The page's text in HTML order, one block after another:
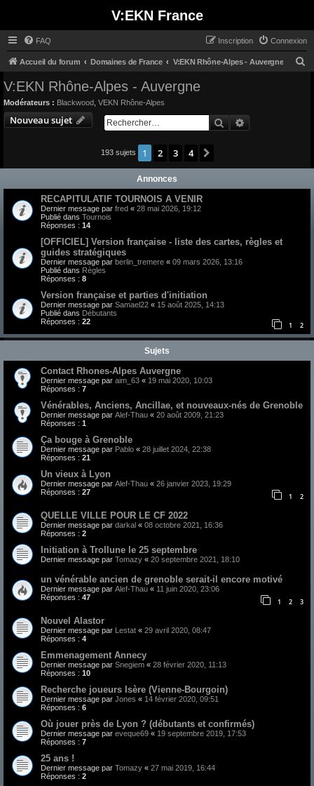
V:EKN France
FAQ Connexion
Inscription
Accueil du forum Domaines de France V:EKN Rhône-Alpes - Auvergne
V:EKN Rhône-Alpes - Auvergne
Modérateurs : Blackwood VEKN Rhône-Alpes
Nouveau sujet Rechercher
193 sujets 1 2 3 4
Annonces
RECAPITULATIF TOURNOIS A VENIR
Dernier message par fred « 28 mai 2026, 19:12
Publié dans Tournois
Réponses : 14
[OFFICIEL] Version française - liste des cartes, règles et
guides stratégiques
Dernier message par berlin_tremere « 09 mars 2026, 13:16
Publié dans Règles
Réponses : 8
Version française et parties d'initiation
Dernier message par Samael22 « 15 août 2025, 14:13
Publié dans Débutants
Réponses : 22 1 2
Sujets
Contact Rhones-Alpes Auvergne
Dernier message par aim_63 « 19 mai 2020, 10:03
Réponses : 7
Vénérables, Anciens, Ancillae, et nouveaux-nés de Grenoble
Dernier message par Alef-Thau « 20 août 2009, 21:23
Réponses : 1
Ça bouge à Grenoble
Dernier message par Pablo « 28 juillet 2024, 22:38
Réponses : 21
Un vieux à Lyon
Dernier message par Alef-Thau « 26 janvier 2023, 19:29
Réponses : 27 1 2
QUELLE VILLE POUR LE CF 2022
Dernier message par darkal « 08 octobre 2021, 16:36
Réponses : 2
Initiation à Trollune le 25 septembre
Dernier message par Tomazy « 20 septembre 2021, 18:10
un vénérable ancien de grenoble serait-il encore motivé
Dernier message par Alef-Thau « 11 juin 2020, 23:06
Réponses : 47 1 2 3
Nouvel Alastor
Dernier message par Lestat « 29 avril 2020, 08:47
Réponses : 4
Emmenagement Annecy
Dernier message par Snegiem « 28 février 2020, 11:13
Réponses : 10
Recherche joueurs Isère (Vienne-Bourgoin)
Dernier message par Jones « 14 février 2020, 09:51
Réponses : 6
Où jouer près de Lyon ? (débutants et confirmés)
Dernier message par eveque69 « 19 septembre 2019, 17:53
Réponses : 7
25 ans !
Dernier message par Tomazy « 27 mai 2019, 16:44
Réponses : 2